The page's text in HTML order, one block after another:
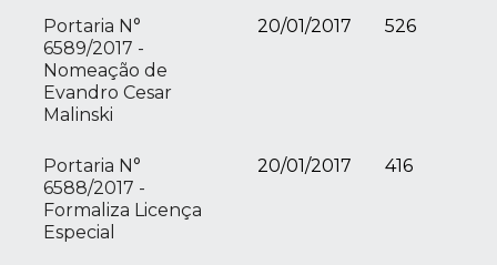
Portaria N°
6589/2017 -
Nomeação de
Evandro Cesar
Malinski
20/01/2017 526
Portaria N°
6588/2017 -
Formaliza Licença
Especial
20/01/2017 416